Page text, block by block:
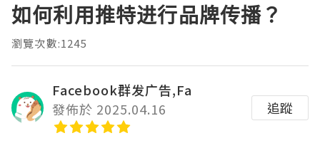
如何利用推特进行品牌传播？
瀏覽次數:1245
Facebook群发广告,Fa
發佈於 2025.04.16
追蹤